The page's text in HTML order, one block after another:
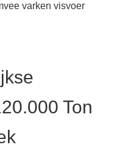
varken visvoer
Ton